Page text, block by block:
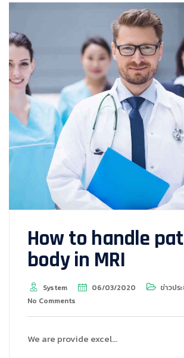
How to handle
body in MRI
System 06/03/2020
ข่าวปร
No Comments
We are provide excel…